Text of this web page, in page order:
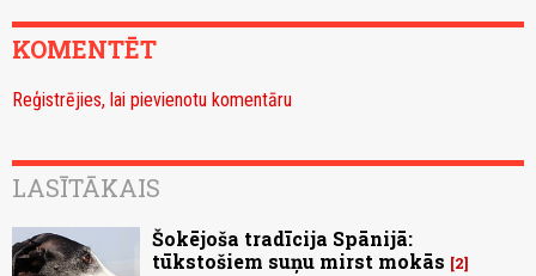
KOMENTĒT
Reģistrējies, lai pievienotu komentāru
LASĪTĀKAIS
Šokējoša tradīcija Spānijā:
tūkstošiem suņu mirst mokās
2